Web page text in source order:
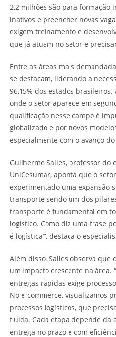
2,2 milhões são para formação
inativos e preencher novas
exigem treinamento e
que já atuam no setor e
Entre as áreas mais
se destacam, liderando a
96,15% dos estados brasileiros.
onde o setor aparece em
qualificação nesse campo é
globalizado e por novos
especialmente com o avanço
Guilherme Salles, professor do
UniCesumar, aponta que o
experimentado uma expansão
transporte sendo um dos
transporte é fundamental em
logístico. Como diz uma frase
é logística’”, destaca o
Além disso, Salles observa que
um impacto crescente na área.
entregas rápidas exige
No e-commerce, visualizamos
processos logísticos, que
fluida. Cada etapa depende da
entrega no prazo e com